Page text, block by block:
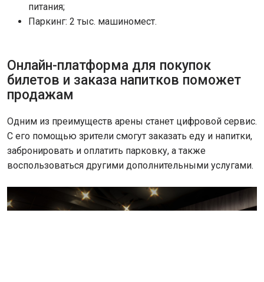
питания;
Паркинг: 2 тыс. машиномест.
Онлайн-платформа для покупок
билетов и заказа напитков поможет
продажам
Одним из преимуществ арены станет цифровой сервис.
С его помощью зрители смогут заказать еду и напитки,
забронировать и оплатить парковку, а также
воспользоваться другими дополнительными услугами.